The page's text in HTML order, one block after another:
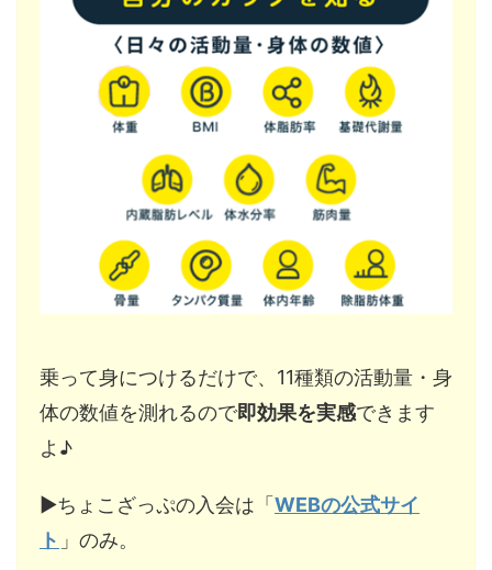
乗って身につけるだけで、11種類の活動量・身
体の数値を測れるので即効果を実感できます
よ♪
▶︎ちょこざっぷの入会は「WEBの公式サイ
ト 」のみ。